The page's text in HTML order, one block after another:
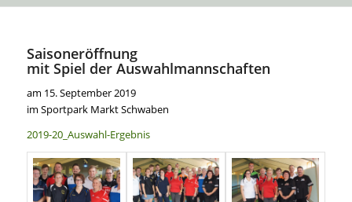
Saisoneröffnung
mit Spiel der Auswahlmannschaften
am 15. September 2019
im Sportpark Markt Schwaben
2019-20_Auswahl-Ergebnis